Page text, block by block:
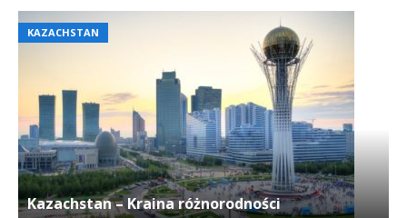
KAZACHSTAN
Kazachstan – Kraina różnorodności